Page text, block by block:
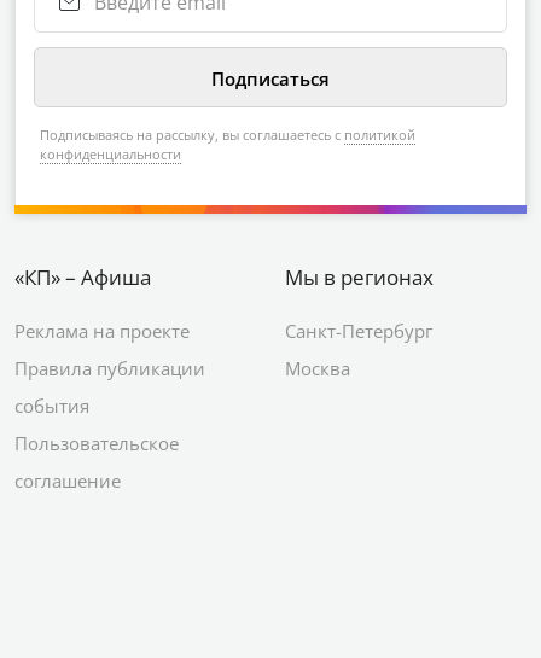
Подписываясь на рассылку, вы соглашаетесь с политикой
конфиденциальности
«КП» – Афиша
Реклама на проекте
Правила публикации
события
Пользовательское
соглашение
Мы в регионах
Санкт-Петербург
Москва